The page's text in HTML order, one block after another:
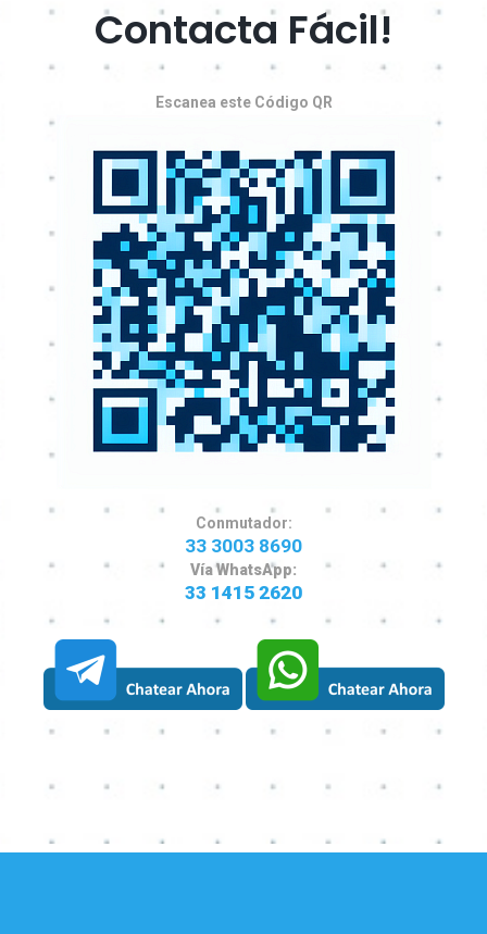
Contacta Fácil!
Escanea este Código QR
Conmutador:
33 3003 8690
Vía WhatsApp:
33 1415 2620